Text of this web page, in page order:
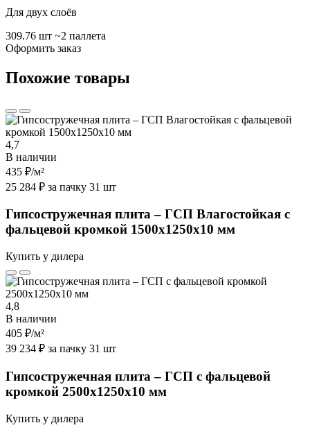
Для двух слоёв
309.76 шт ~2 паллета
Оформить заказ
Похожие товары
4,7
В наличии
435 ₽/м²
25 284 ₽ за пачку 31 шт
Гипсостружечная плита – ГСП Влагостойкая с
фальцевой кромкой 1500х1250х10 мм
Купить у дилера
4,8
В наличии
405 ₽/м²
39 234 ₽ за пачку 31 шт
Гипсостружечная плита – ГСП с фальцевой
кромкой 2500х1250х10 мм
Купить у дилера